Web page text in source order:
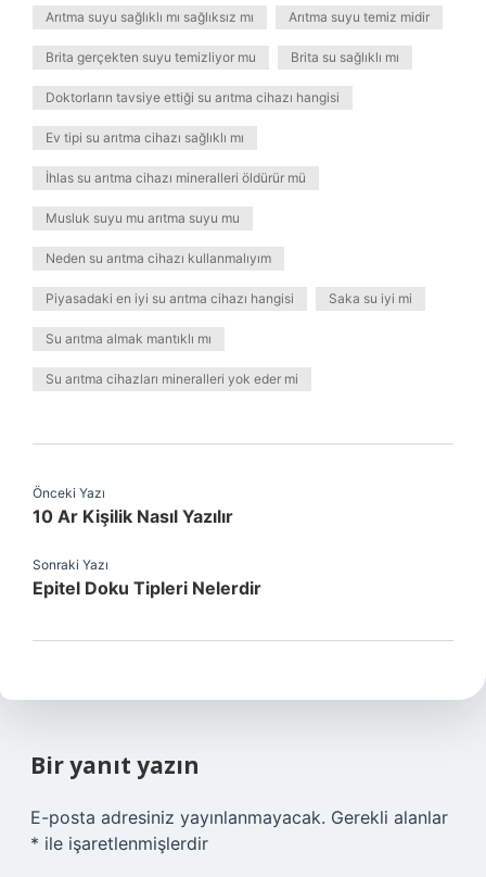
Arıtma suyu sağlıklı mı sağlıksız mı Arıtma suyu temiz midir
Brita gerçekten suyu temizliyor mu Brita su sağlıklı mı
Doktorların tavsiye ettiği su arıtma cihazı hangisi
Ev tipi su arıtma cihazı sağlıklı mı
İhlas su arıtma cihazı mineralleri öldürür mü
Musluk suyu mu arıtma suyu mu
Neden su arıtma cihazı kullanmalıyım
Piyasadaki en iyi su arıtma cihazı hangisi Saka su iyi mi
Su arıtma almak mantıklı mı
Su arıtma cihazları mineralleri yok eder mi
Önceki Yazı
10 Ar Kişilik Nasıl Yazılır
Sonraki Yazı
Epitel Doku Tipleri Nelerdir
Bir yanıt yazın
E-posta adresiniz yayınlanmayacak. Gerekli alanlar
* ile işaretlenmişlerdir